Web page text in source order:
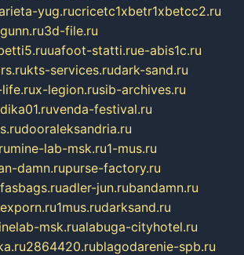
yug.rucricetc1xbetr1xbetcc2.ru
3d-file.ru
uafoot-statti.rue-abis1c.ru
kts-services.rudark-sand.ru
x-legion.rusib-archives.ru
venda-festival.ru
dooraleksandria.ru
mine-lab-msk.ru1-mus.ru
damn.rupurse-factory.ru
fasbags.ruadler-jun.rubandamn.ru
1mus.rudarksand.ru
msk.rualabuga-cityhotel.ru
2864420.rublagodarenie-spb.ru